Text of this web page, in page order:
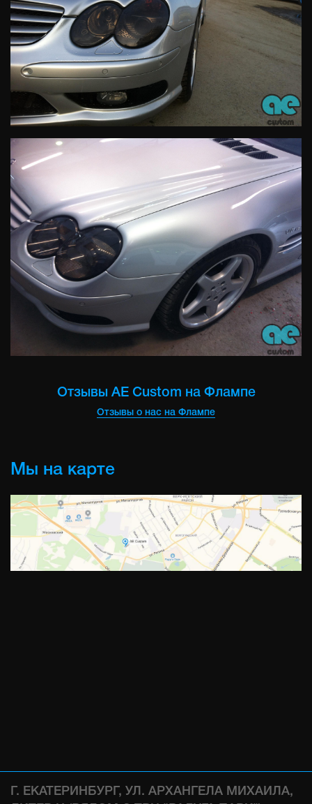
Отзывы AE Custom на Флампе
Отзывы о нас на Флампе
Мы на карте
Г. ЕКАТЕРИНБУРГ, УЛ. АРХАНГЕЛА МИХАИЛА,